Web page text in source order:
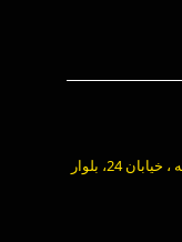
تهران، اسلامشهر،شهرک صنعتی چهاردانگه ، خیابان 24، بلوار